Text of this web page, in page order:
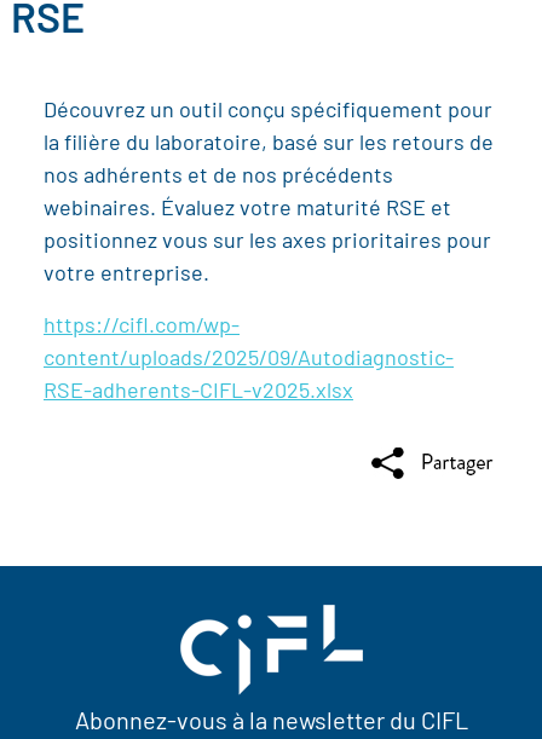
RSE
Découvrez un outil conçu spécifiquement pour
la filière du laboratoire, basé sur les retours de
nos adhérents et de nos précédents
webinaires. Évaluez votre maturité RSE et
positionnez vous sur les axes prioritaires pour
votre entreprise.
https://cifl.com/wp-
content/uploads/2025/09/Autodiagnostic-
RSE-adherents-CIFL-v2025.xlsx
Abonnez-vous à la newsletter du CIFL